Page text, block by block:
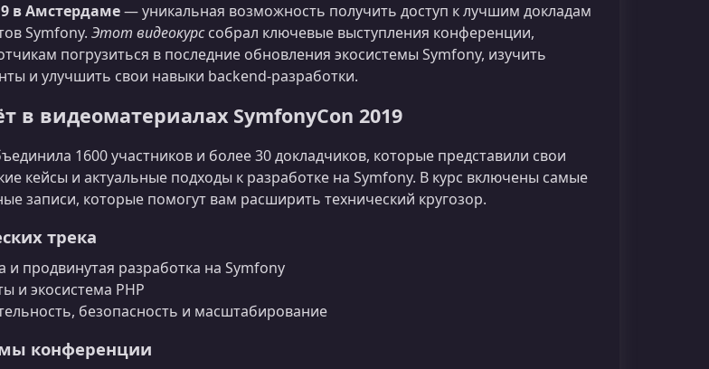
в Амстердаме— уникальная возможность получить доступ к лучшим докладам
Symfony. Этот видеокурссобрал ключевые выступления конференции,
погрузиться в последние обновления экосистемы Symfony, изучить
и улучшить свои навыки backend‑разработки.
в видеоматериалах SymfonyCon 2019
1600 участников и более 30 докладчиков, которые представили свои
кейсы и актуальные подходы к разработке на Symfony. В курс включены самые
записи, которые помогут вам расширить технический кругозор.
трека
и продвинутая разработка на Symfony
и экосистема PHP
безопасность и масштабирование
конференции